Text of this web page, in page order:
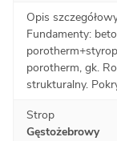
Opis
Fundamenty:
porotherm, gk.
strukturalny.
Strop
Gęstożebrowy